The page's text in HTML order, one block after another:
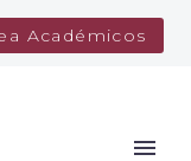
Académicos